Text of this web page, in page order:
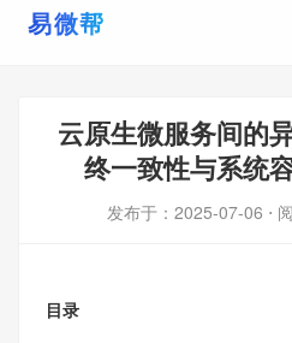
云原生微服务间的
终一致性与系统
发布于： 2025-07-06 ⋅
目录